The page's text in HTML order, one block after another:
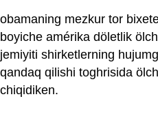
obamaning mezkur tor
boyiche amérika döletlik
jemiyiti shirketlerning
qandaq qilishi toghrisida
chiqidiken.